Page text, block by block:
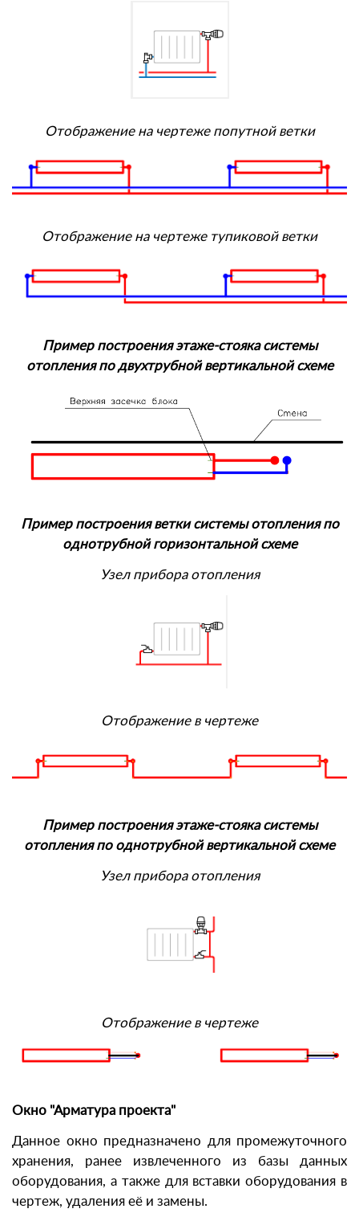
Отображение на чертеже попутной ветки
Отображение на чертеже тупиковой ветки
Пример построения этаже-стояка системы
отопления по двухтрубнойвертикальной схеме
Пример построения ветки системы отопления по
однотрубной горизонтальной схеме
Узел прибора отопления
Отображение в чертеже
Пример построения этаже-стояка системы
отопления по однотрубной вертикальной схеме
Узел прибора отопления
Отображение в чертеже
Окно "Арматура проекта"
Данное окно предназначено для промежуточного
хранения, ранее извлеченного из базы данных
оборудования, а также для вставки оборудования в
чертеж, удаления её и замены.